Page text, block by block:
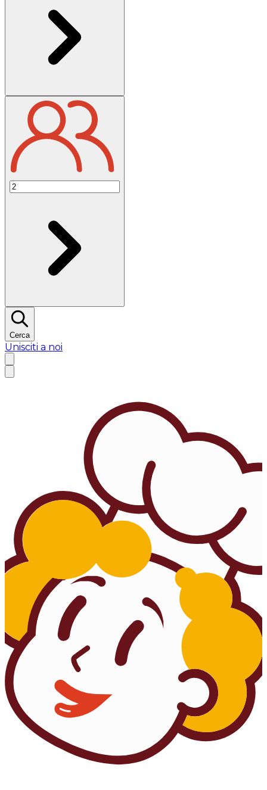
Cerca
Unisciti a noi